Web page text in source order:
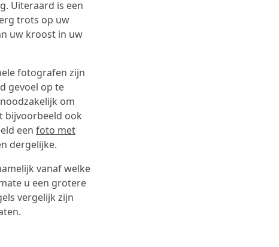
Uiteraard is een
trots op uw
uw kroost in uw
fotografen zijn
gevoel op te
om
bijvoorbeeld ook
een foto met
dergelijke.
vanaf welke
u een grotere
vergelijk zijn